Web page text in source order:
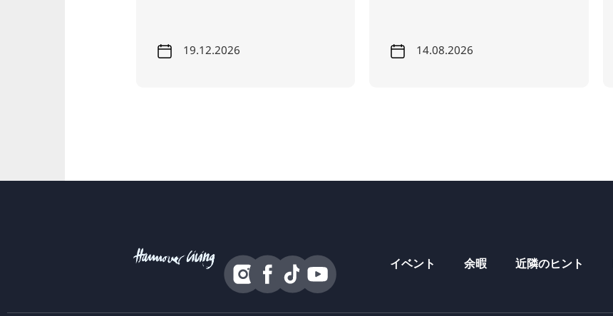
19.12.2026 14.08.2026
イベント 余暇 近隣のヒント